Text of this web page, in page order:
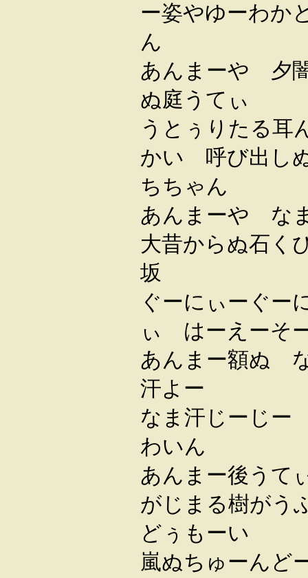
ー姿やゆーわか
ん
あんまーや 夕
ぬ庭うてぃ
うとぅりたる耳
かい 呼び出し
ちちゃん
あんまーや な
大昔からぬ石く
坂
ぐーにぃーぐー
ぃ はーえーそ
あんまー額ぬ
汗よー
なま汗じーじ
わいん
あんまー後うて
がじまる樹がう
どぅもーい
嵐ぬちゅーんど